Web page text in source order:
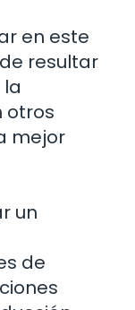
en este
resultar
otros
mejor
un
de